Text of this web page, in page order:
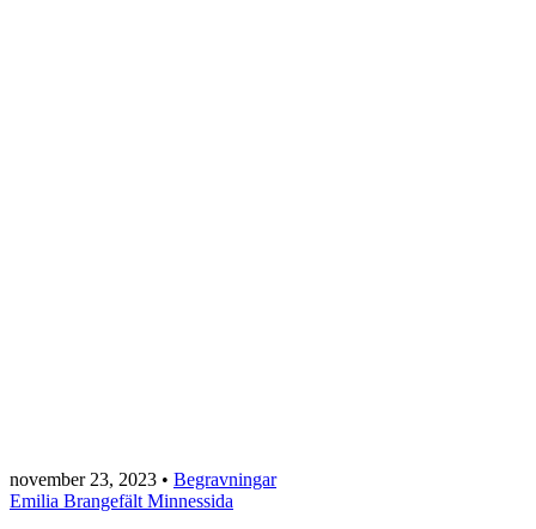
november 23, 2023 • Begravningar
Emilia Brangefält Minnessida